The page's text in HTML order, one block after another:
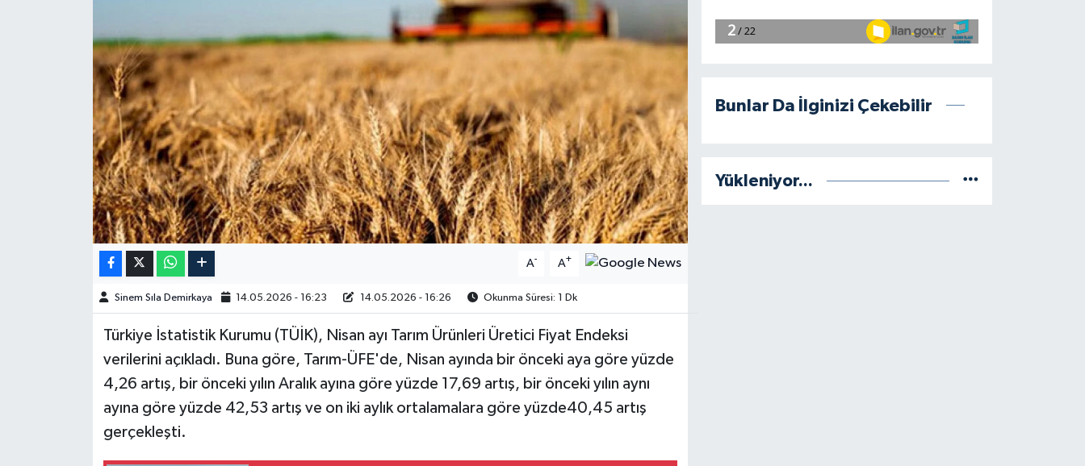
A- A+
Sinem Sıla Demirkaya 14.05.2026 - 16:23 14.05.2026 - 16:26 Okunma Süresi: 1 Dk
Türkiye İstatistik Kurumu (TÜİK), Nisan ayı Tarım Ürünleri Üretici Fiyat Endeksi
verilerini açıkladı. Buna göre, Tarım-ÜFE'de, Nisan ayında bir önceki aya göre yüzde
4,26 artış, bir önceki yılın Aralık ayına göre yüzde 17,69 artış, bir önceki yılın aynı
ayına göre yüzde 42,53 artış ve on iki aylık ortalamalara göre yüzde40,45 artış
gerçekleşti.
Bunlar Da İlginizi Çekebilir
Yükleniyor...
Burç Yorumları
Hava Durumu
Kim kimdir?